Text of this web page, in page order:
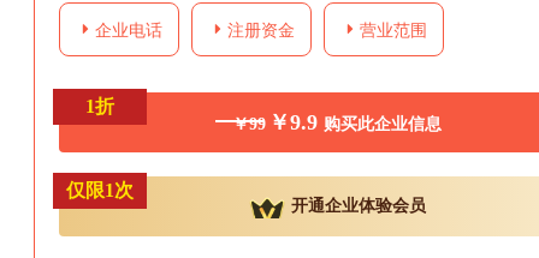
企业电话 注册资金 营业范围
1折
￥99 ￥9.9 购买此企业信息
仅限1次
开通企业体验会员